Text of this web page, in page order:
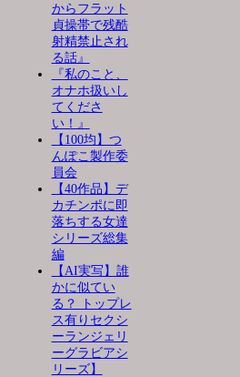
からフラット
貞操帯で残酷
射精禁止され
る話』
『私のこと、
オナホ扱いし
てくださ
い！』
【100均】つ
んぽこ製作委
員会
【40作品】デ
カチンポに即
落ちする女達
シリーズ総集
編
【AI実写】誰
かに似てい
る？ トップレ
ス有りセクシ
ーランジェリ
ーグラビアシ
リーズ】